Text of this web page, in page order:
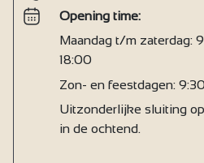
Opening time:
Maandag t/m zaterdag:
18:00
Zon- en feestdagen:
Uitzonderlijke sluiting op
in de ochtend.